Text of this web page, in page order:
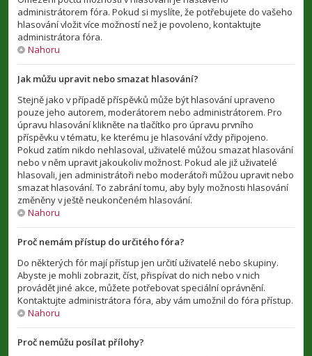
administrátorem fóra. Pokud si myslíte, že potřebujete do vašeho
hlasování vložit více možností než je povoleno, kontaktujte
administrátora fóra.
Nahoru
Jak můžu upravit nebo smazat hlasování?
Stejně jako v případě příspěvků může být hlasování upraveno
pouze jeho autorem, moderátorem nebo administrátorem. Pro
úpravu hlasování klikněte na tlačítko pro úpravu prvního
příspěvku v tématu, ke kterému je hlasování vždy připojeno.
Pokud zatím nikdo nehlasoval, uživatelé můžou smazat hlasování
nebo v něm upravit jakoukoliv možnost. Pokud ale již uživatelé
hlasovali, jen administrátoři nebo moderátoři můžou upravit nebo
smazat hlasování. To zabrání tomu, aby byly možnosti hlasování
změněny v ještě neukončeném hlasování.
Nahoru
Proč nemám přístup do určitého fóra?
Do některých fór mají přístup jen určití uživatelé nebo skupiny.
Abyste je mohli zobrazit, číst, přispívat do nich nebo v nich
provádět jiné akce, můžete potřebovat speciální oprávnění.
Kontaktujte administrátora fóra, aby vám umožnil do fóra přístup.
Nahoru
Proč nemůžu posílat přílohy?